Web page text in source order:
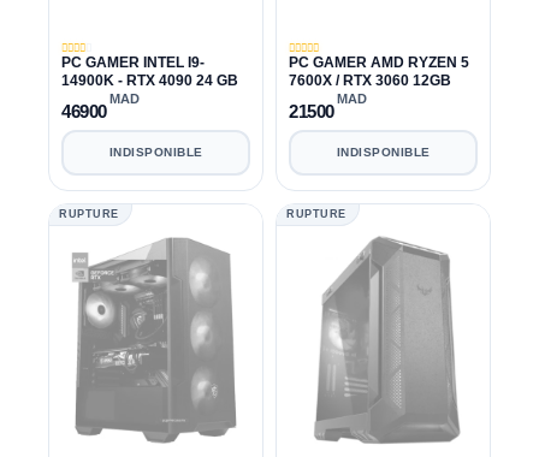
PC GAMER INTEL I9-
14900K - RTX 4090 24 GB
46900
MAD
INDISPONIBLE
PC GAMER AMD RYZEN 5
7600X / RTX 3060 12GB
21500
MAD
INDISPONIBLE
RUPTURE RUPTURE